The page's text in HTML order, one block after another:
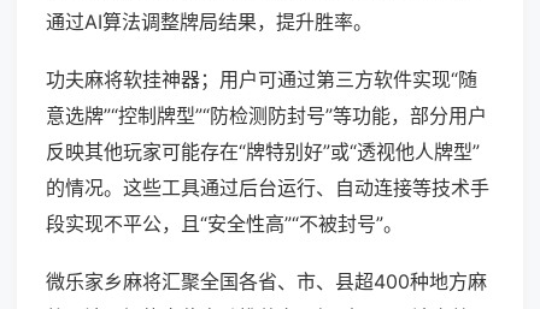
通过AI算法调整牌局结果，提升胜率。
功夫麻将软挂神器；用户可通过第三方软件实现“随
意选牌”“控制牌型”“防检测防封号”等功能，部分用户
反映其他玩家可能存在“牌特别好”或“透视他人牌型”
的情况。这些工具通过后台运行、自动连接等技术手
段实现不平公，且“安全性高”“不被封号”。
微乐家乡麻将汇聚全国各省、市、县超400种地方麻